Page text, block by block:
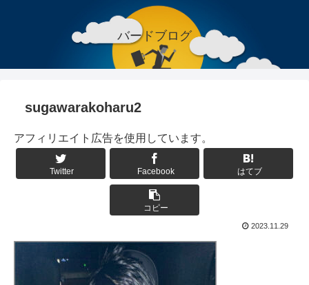
バードブログ
sugawarakoharu2
アフィリエイト広告を使用しています。
Twitter Facebook はてブ
コピー
2023.11.29